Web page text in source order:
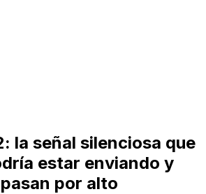
la señal silenciosa que
estar enviando y
por alto